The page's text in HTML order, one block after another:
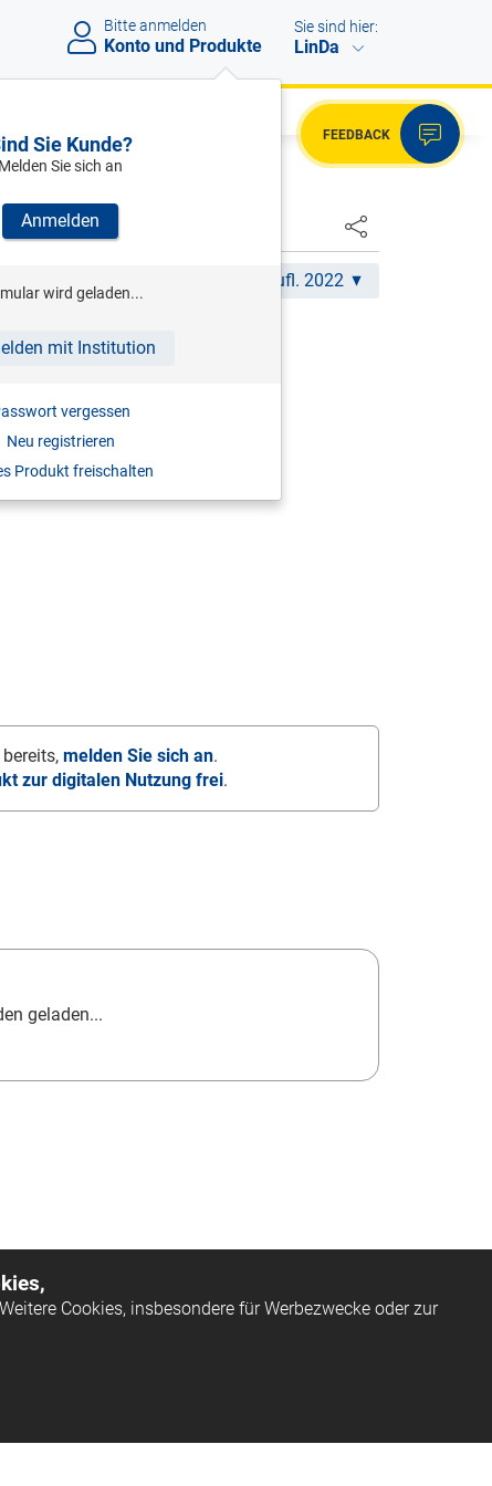
Bitte anmelden
Konto und Produkte
Sie Kunde?
Melden Sie sich an
Anmelden
wird geladen...
mit Institution
vergessen
Neu registrieren
Produkt freischalten
Sie sind hier:
LinDa
FEEDBACK
Akt. Aufl. 2022
KLAUBETZ (HRSG)
3-7073-3138-7
melden Sie sich an.
zur digitalen Nutzung frei.
geladen...
Cookies, insbesondere für Werbezwecke oder zur